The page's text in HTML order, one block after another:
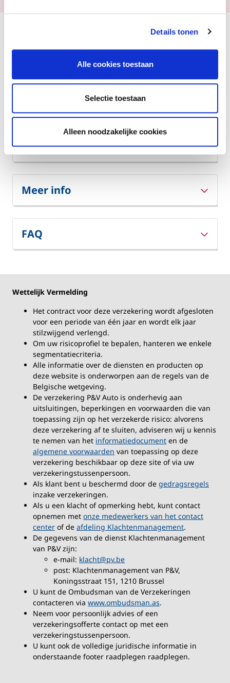
Details tonen
Alle cookies toestaan
Selectie toestaan
Alleen noodzakelijke cookies
Meer info? Aarzel niet, bel
0800/24 414
Voordelen
Meer info
FAQ
Wettelijk Vermelding
Het contract voor deze verzekering wordt afgesloten
voor een periode van één jaar en wordt elk jaar
stilzwijgend verlengd.
Om uw risicoprofiel te bepalen, hanteren we enkele
segmentatiecriteria.
Alle informatie over de diensten en producten op
deze website is onderworpen aan de regels van de
Belgische wetgeving.
De verzekering P&V Auto is onderhevig aan
uitsluitingen, beperkingen en voorwaarden die van
toepassing zijn op het verzekerde risico: alvorens
deze verzekering af te sluiten, adviseren wij u kennis
te nemen van het informatiedocument en de
algemene voorwaarden van toepassing op deze
verzekering beschikbaar op deze site of via uw
verzekeringstussenpersoon.
Als klant bent u beschermd door de gedragsregels
inzake verzekeringen.
Als u een klacht of opmerking hebt, kunt contact
opnemen met onze medewerkers van het contact
center of de afdeling Klachtenmanagement.
De gegevens van de dienst Klachtenmanagement
van P&V zijn:
e-mail: klacht@pv.be
post: Klachtenmanagement van P&V,
Koningsstraat 151, 1210 Brussel
U kunt de Ombudsman van de Verzekeringen
contacteren via www.ombudsman.as.
Neem voor persoonlijk advies of een
verzekeringsofferte contact op met een
verzekeringstussenpersoon.
U kunt ook de volledige juridische informatie in
onderstaande footer raadplegen raadplegen.